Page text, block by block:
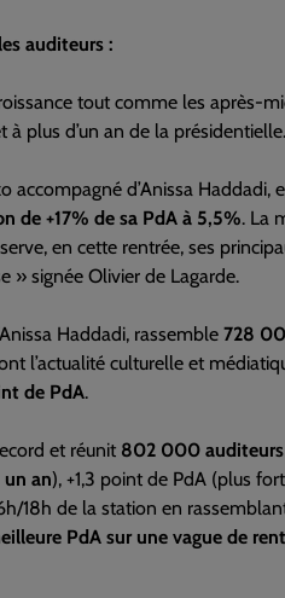
auditeurs :
tout comme les après-
plus d’un an de la présidentielle.
d’Anissa Haddadi,
de +17% de sa PdA à 5,5%. La
en cette rentrée, ses
» signée Olivier de Lagarde.
Haddadi, rassemble 728
l’actualité culturelle et
de PdA.
et réunit 802 000 auditeurs
an), +1,3 point de PdA (plus
18h de la station en
PdA sur une vague de